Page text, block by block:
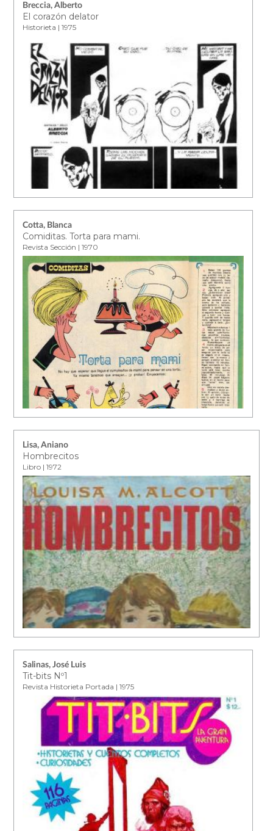
Breccia, Alberto
El corazón delator
Historieta | 1975
Cotta, Blanca
Comiditas. Torta para mami.
Revista Sección | 1970
Lisa, Aniano
Hombrecitos
Libro | 1972
Salinas, José Luis
Tit-bits Nº1
Revista Historieta Portada | 1975